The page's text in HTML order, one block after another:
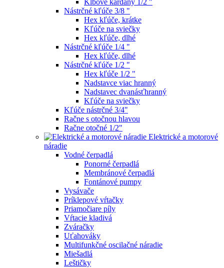
Nástrčné kľúče 3/8 "
Hex kľúče, krátke
Kľúče na sviečky
Hex kľúče, dlhé
Nástrčné kľúče 1/4 "
Hex kľúče, dlhé
Nástrčné kľúče 1/2 "
Hex kľúče 1/2 "
Nadstavce viac hranný
Nadstavec dvanásťhranný
Kľúče na sviečky
Kľúče nástrčné 3/4"
Račne s otočnou hlavou
Račne otočné 1/2"
Elektrické a motorové
náradie
Vodné čerpadlá
Ponorné čerpadlá
Membránové čerpadlá
Fontánové pumpy
Vysávače
Príklepové vŕtačky
Priamočiare píly
Vŕtacie kladivá
Zváračky
Uťahováky
Multifunkčné oscilačné náradie
Miešadlá
Leštičky